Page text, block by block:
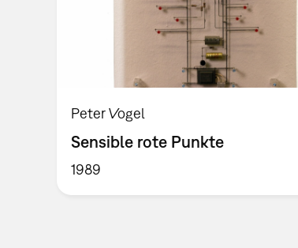
Peter Vogel
Sensible rote Punkte
1989